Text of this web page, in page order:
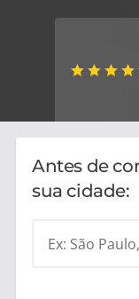
Antes de
sua cidade:
Ex: São